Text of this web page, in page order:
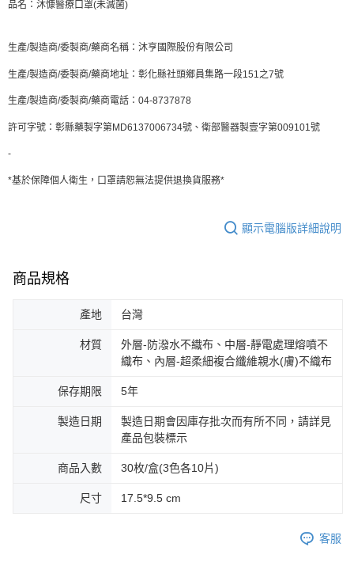
品名：沐慷醫療口罩(未滅菌)
生產/製造商/委製商/藥商名稱：沐亨國際股份有限公司
生產/製造商/委製商/藥商地址：彰化縣社頭鄉員集路一段151之7號
生產/製造商/委製商/藥商電話：04-8737878
許可字號：彰縣藥製字第MD6137006734號、衛部醫器製壹字第009101號
-
*基於保障個人衛生，口罩請恕無法提供退換貨服務*
顯示電腦版詳細說明
商品規格
產地 台灣
材質
外層-防潑水不織布、中層-靜電處理熔噴不
織布、內層-超柔細複合纖維親水(膚)不織布
保存期限 5年
製造日期
製造日期會因庫存批次而有所不同，請詳見
產品包裝標示
商品入數 30枚/盒(3色各10片)
尺寸 17.5*9.5 cm
客服